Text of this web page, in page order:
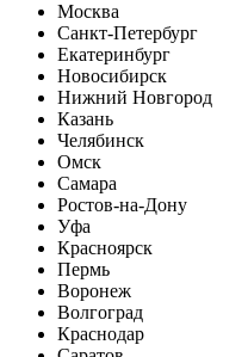
Москва
Санкт-Петербург
Екатеринбург
Новосибирск
Нижний Новгород
Казань
Челябинск
Омск
Самара
Ростов-на-Дону
Уфа
Красноярск
Пермь
Воронеж
Волгоград
Краснодар